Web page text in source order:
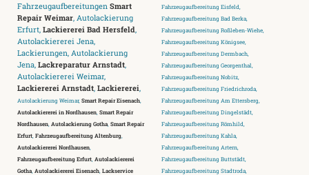
Fahrzeugaufbereitungen Smart
Repair Weimar, Autolackierung
Erfurt, Lackiererei Bad Hersfeld,
Autolackiererei Jena,
Lackierungen, Autolackierung
Jena, Lackreparatur Arnstadt,
Autolackiererei Weimar,
Lackiererei Arnstadt, Lackiererei,
Autolackierung Weimar, Smart Repair Eisenach
Autolackiererei in Nordhausen Smart Repair
Nordhausen Autolackierung Gotha Smart Repair
Erfurt Fahrzeugaufbereitung Altenburg
Autolackiererei Nordhausen
Fahrzeugaufbereitung Erfurt Autolackiererei
Gotha Autolackiererei Eisenach Lackservice
Fahrzeugaufbereitung Eisfeld,
Fahrzeugaufbereitung Bad Berka,
Fahrzeugaufbereitung Roßleben-Wiehe,
Fahrzeugaufbereitung Königsee,
Fahrzeugaufbereitung Dermbach,
Fahrzeugaufbereitung Georgenthal,
Fahrzeugaufbereitung Nobitz,
Fahrzeugaufbereitung Friedrichroda,
Fahrzeugaufbereitung Am Ettersberg,
Fahrzeugaufbereitung Dingelstädt,
Fahrzeugaufbereitung Römhild,
Fahrzeugaufbereitung Kahla,
Fahrzeugaufbereitung Artern,
Fahrzeugaufbereitung Buttstädt,
Fahrzeugaufbereitung Stadtroda,